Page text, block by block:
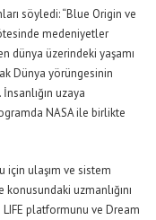
söyledi: “Blue Origin ve
medeniyetler
dünya üzerindeki yaşamı
Dünya yörüngesinin
uzaya
NASA ile birlikte
için ulaşım ve sistem
uzmanlığını
platformunu ve Dream